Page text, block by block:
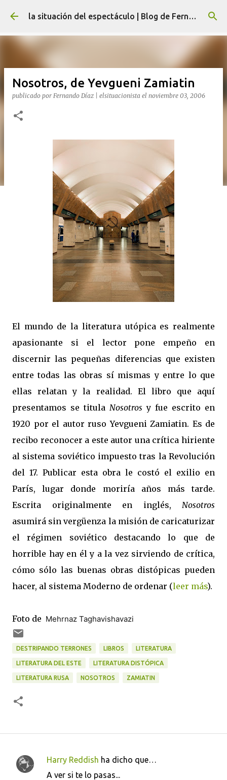
Ir al contenido principal la situación del espectáculo | Blog de Fernando Díaz
Nosotros, de Yevgueni Zamiatin
publicado por Fernando Díaz | elsituacionista el noviembre 03, 2006
El mundo de la literatura utópica es realmente
apasionante si el lector pone empeño en
discernir las pequeñas diferencias que existen
entre todas las obras sí mismas y entre lo que
ellas relatan y la realidad. El libro que aquí
presentamos se titula Nosotros y fue escrito en
1920 por el autor ruso Yevgueni Zamiatin. Es de
recibo reconocer a este autor una crítica hiriente
al sistema soviético impuesto tras la Revolución
del 17. Publicar esta obra le costó el exilio en
París, lugar donde moriría años más tarde.
Escrita originalmente en inglés, Nosotros
asumirá sin vergüenza la misión de caricaturizar
el régimen soviético destacando lo que de
horrible hay en él y a la vez sirviendo de crítica,
cómo sólo las buenas obras distópicas pueden
hacer, al sistema Moderno de ordenar (leer más).
Foto de Mehrnaz Taghavishavazi
DESTRIPANDO TERRONES LIBROS LITERATURA
LITERATURA DEL ESTE LITERATURA DISTÓPICA
LITERATURA RUSA NOSOTROS ZAMIATIN
C
Harry Reddish ha dicho que…
A ver si te lo pasas...